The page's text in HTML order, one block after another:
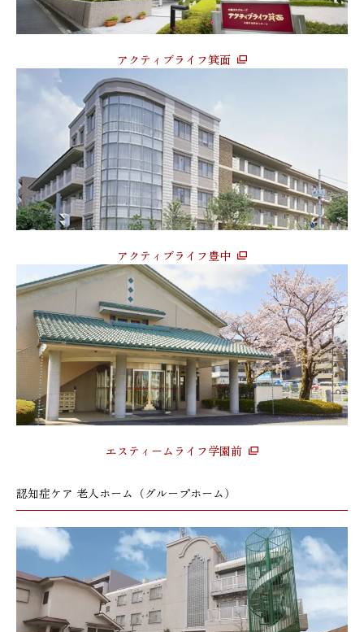
アクティブライフ箕面
アクティブライフ豊中
エスティームライフ学園前
認知症ケア 老人ホーム（グループホーム）